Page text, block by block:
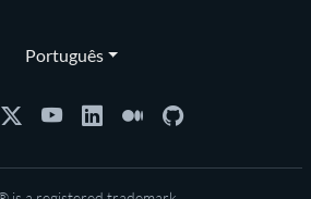
Português